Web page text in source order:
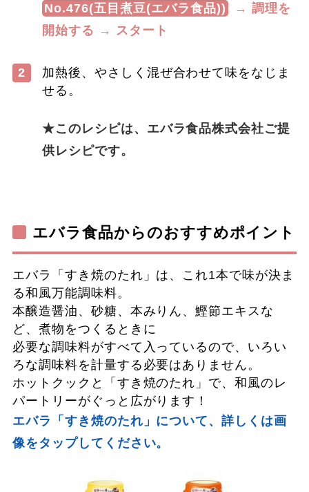
No.476(五目煮豆(エバラ食品))
→ 調理を
開始する → スタート
2
加熱後、やさしく混ぜ合わせて味をなじま
せる。
★このレシピは、エバラ食品株式会社ご提
供レシピです。
エバラ食品からのおすすめポイント
エバラ「すき焼のたれ」は、これ1本で味が決ま
る和風万能調味料。
本醸造醤油、砂糖、本みりん、鰹節エキスな
ど、煮物をつくるときに
必要な調味料がすべて入っているので、いろい
ろな調味料を計量する必要はありません。
ホットクックと「すき焼のたれ」で、和風のレ
パートリーがぐっと広がります！
エバラ「すき焼のたれ」について、詳しくは画
像をタップしてください。